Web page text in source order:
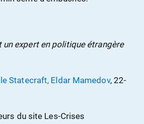
un expert en politique étrangère
Statecraft, Eldar Mamedov, 22-
du site Les-Crises